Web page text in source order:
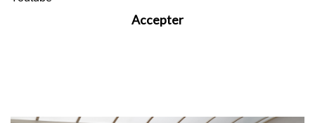
Accepter